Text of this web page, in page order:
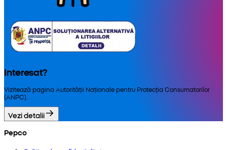
Interesat?
Vizitează pagina Autorității Naționale pentru Protecția Consumatorilor
(ANPC).
Vezi detalii
Pepco